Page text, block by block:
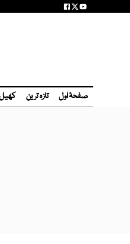
صفحۂ اول تازہ ترین